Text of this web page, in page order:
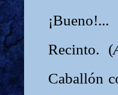
Recinto. (
Caballón